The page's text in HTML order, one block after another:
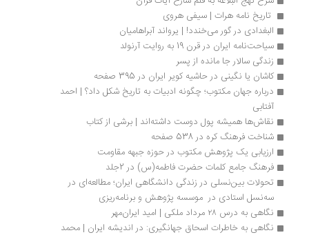
تاریخ ‌نامه هرات | سیفی هروی
البغدادی در گور می‌خندد! | یرواند آبراهامیان
سیاحت‌نامه ایران در قرن 19 به روایت آرنولد
زندگی سالار جا مانده از پسر
کاشان یا نگینی در حاشیه کویر ایران در 395 صفحه
درباره جهان مکتوب؛ چگونه ادبیات به تاریخ شکل داد؟ | احمد
نقاش‌ها همیشه پول دوست داشته‌اند | برشی از کتاب
شناخت فرهنگ کره در 538 صفحه
ارزیابی یک پژوهش‌ مکتوب در حوزه جبهه مقاومت
فرهنگ جامع کلمات حضرت فاطمه(س) در 2جلد
تحولات بین‌نسلی در زندگی دانشگاهی ایران؛ مطالعه‌ای در
سه‌نسل استادی در  موسسه پژوهش و برنامه‌ریزی
نگاهی به درس ۲۸ مرداد ملکی | امید ایران‌مهر